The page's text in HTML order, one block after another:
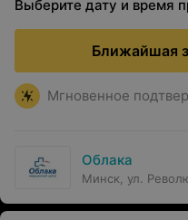
Выберите дату и время
Ближайшая
Мгновенное
Облака
Минск, ул.